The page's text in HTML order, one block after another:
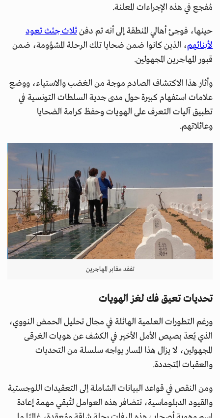
مُفجع في هذه الإجراءات المعلنة.
حينها، فوجئ أهالي المنطقة إلى أنه تم دفنثلاث جثث تعود
لأبنائهم، الذين كانوا ضمن ضحايا تلك الرحلة المشؤومة، ضمن
قبور المهاجرين المجهولين.
وأثار هذا الاكتشاف الصادم موجة من الغضب والاستياء، ووضع
علامات استفهام كبيرة حول مدى جدية السلطات التونسية في
تطبيق آليات التعرف على الهويات وحفظ كرامة الضحايا
وعائلاتهم.
تفقد مقابر المهاجرين
تحديات تعيق فك لغز الهويات
ورغم التطورات العلمية الهائلة في مجال تحليل الحمض النووي،
الذي يُعدّ بصيص الأمل الأخير في الكشف عن هويات الغرقى
المجهولين، لا يزال هذا المسار يواجه سلسلة من التحديات
والعقبات المتجددة.
ومن النقص في قواعد البيانات الشاملة إلى التعقيدات اللوجستية
والقيود الدبلوماسية، تتضافر هذه العوامل لتُبقي مهمة إعادة